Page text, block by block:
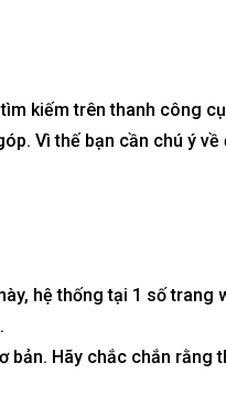
kiếm trên thanh công
Vì thế bạn cần chú ý về
hệ thống tại 1 số trang
bản. Hãy chắc chắn rằng